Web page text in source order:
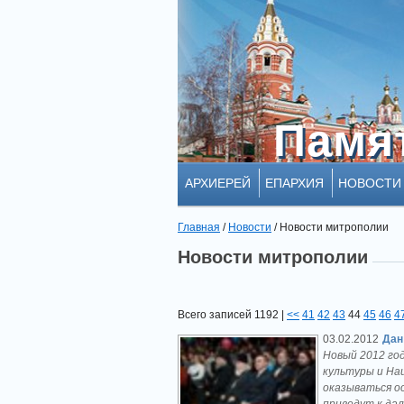
АРХИЕРЕЙ ЕПАРХИЯ НОВОСТИ
Главная / Новости / Новости митрополии
Новости митрополии
Всего записей 1192 | << 41 42 43 44 45 46
03.02.2012 Дан
Новый 2012
культуры и
оказываться